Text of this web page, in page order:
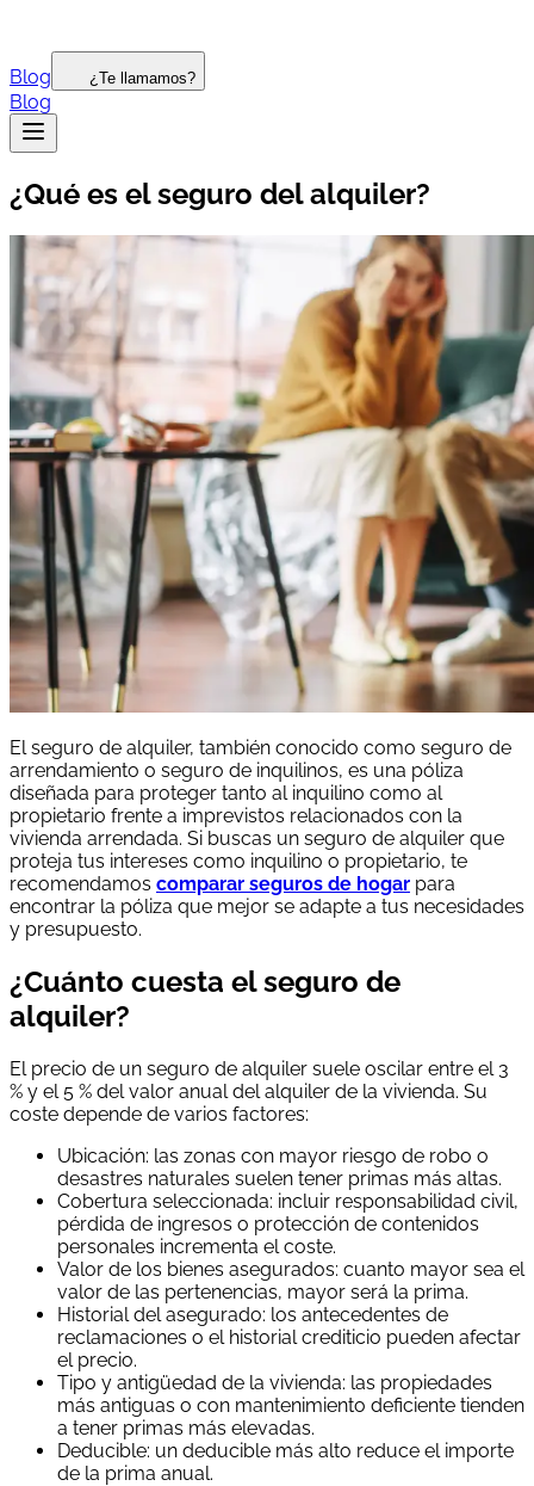
Blog ¿Te llamamos?
Blog
¿Qué es el seguro del alquiler?
El seguro de alquiler, también conocido como seguro de
arrendamiento o seguro de inquilinos, es una póliza
diseñada para proteger tanto al inquilino como al
propietario frente a imprevistos relacionados con la
vivienda arrendada. Si buscas un seguro de alquiler que
proteja tus intereses como inquilino o propietario, te
recomendamos comparar seguros de hogar para
encontrar la póliza que mejor se adapte a tus necesidades
y presupuesto.
¿Cuánto cuesta el seguro de
alquiler?
El precio de un seguro de alquiler suele oscilar entre el 3
% y el 5 % del valor anual del alquiler de la vivienda. Su
coste depende de varios factores:
Ubicación: las zonas con mayor riesgo de robo o
desastres naturales suelen tener primas más altas.
Cobertura seleccionada: incluir responsabilidad civil,
pérdida de ingresos o protección de contenidos
personales incrementa el coste.
Valor de los bienes asegurados: cuanto mayor sea el
valor de las pertenencias, mayor será la prima.
Historial del asegurado: los antecedentes de
reclamaciones o el historial crediticio pueden afectar
el precio.
Tipo y antigüedad de la vivienda: las propiedades
más antiguas o con mantenimiento deficiente tienden
a tener primas más elevadas.
Deducible: un deducible más alto reduce el importe
de la prima anual.